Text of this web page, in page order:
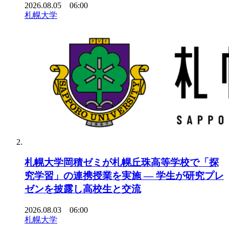
2026.08.05 06:00
札幌大学
札幌大学岡積ゼミが札幌丘珠高等学校で「探
究学習」の連携授業を実施 ― 学生が研究プレ
ゼンを披露し高校生と交流
2026.08.03 06:00
札幌大学